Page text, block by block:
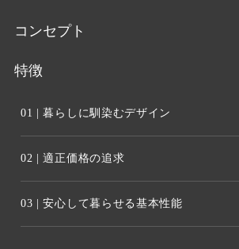
コンセプト
特徴
01 | 暮らしに馴染むデザイン
02 | 適正価格の追求
03 | 安心して暮らせる基本性能